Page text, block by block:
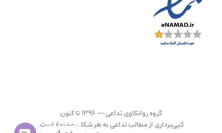
گروه روانکاوی تداعی — ۱۳۹۶ تا کنون
کپی‌برداری از مطالب تداعی به هر شکلی ممنوع است.